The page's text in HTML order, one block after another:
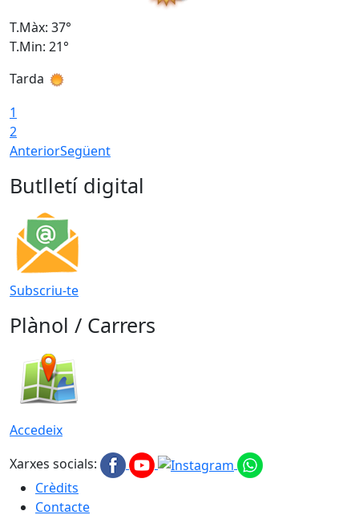
T.Màx: 37°
T.Min: 21°
Tarda
1
2
AnteriorSegüent
Butlletí digital
Subscriu-te
Plànol / Carrers
Accedeix
Xarxes socials:
Crèdits
Contacte